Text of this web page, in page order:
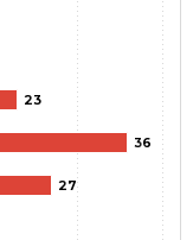
23
36
27